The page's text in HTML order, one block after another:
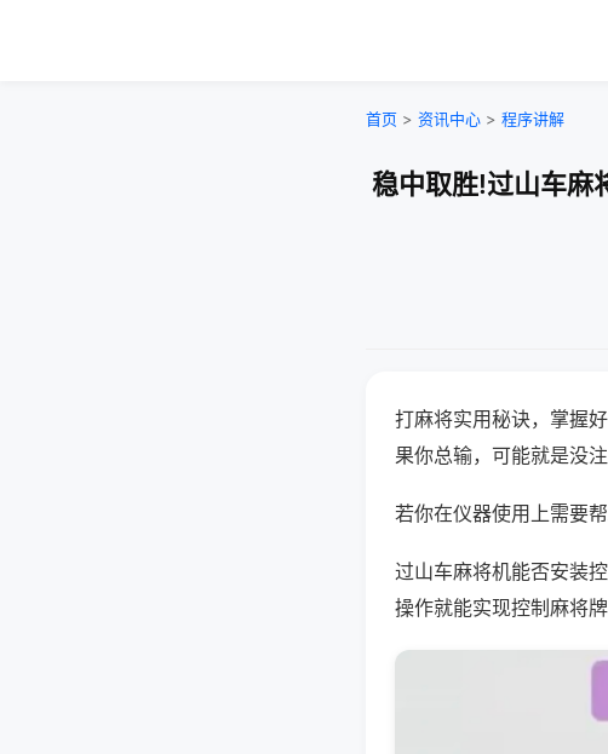
首页 > 资讯中心 > 程序讲解
稳中取胜!过山车麻
打麻将实用秘诀，掌握
果你总输，可能就是没注
若你在仪器使用上需要
过山车麻将机能否安装
操作就能实现控制麻将